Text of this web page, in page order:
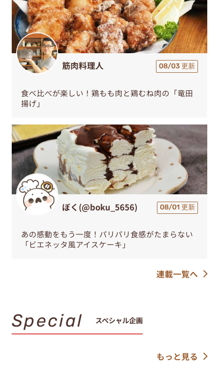
筋肉料理人 08/03 更新
食べ比べが楽しい！鶏もも肉と鶏むね肉の「竜田
揚げ」
ぼく(@boku_5656) 08/01 更新
あの感動をもう一度！パリパリ食感がたまらない
「ビエネッタ風アイスケーキ」
連載一覧へ
Special スペシャル企画
もっと見る